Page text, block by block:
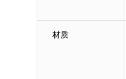
材质